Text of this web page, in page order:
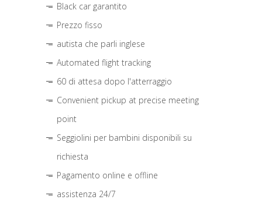
Black car garantito
Prezzo fisso
autista che parli inglese
Automated flight tracking
60 di attesa dopo l'atterraggio
Convenient pickup at precise meeting
point
Seggiolini per bambini disponibili su
richiesta
Pagamento online e offline
assistenza 24/7